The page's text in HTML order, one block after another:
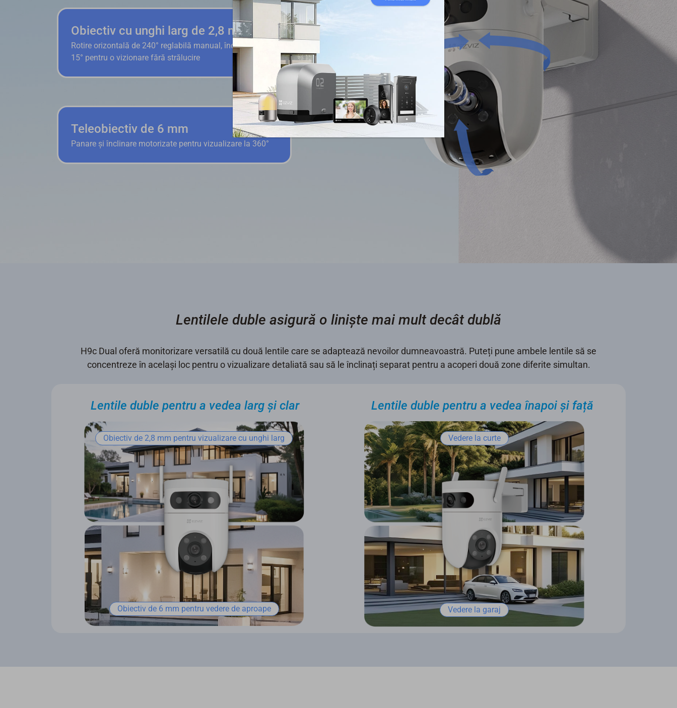
Obiectiv cu unghi larg de 2,8 mm
Rotire orizontală de 240° reglabilă manual, înclinare de
15° pentru o vizionare fără strălucire
Teleobiectiv de 6 mm
Panare și înclinare motorizate pentru vizualizare la 360°
Lentilele duble asigură o liniște mai mult decât dublă
H9c Dual oferă monitorizare versatilă cu două lentile care se adaptează nevoilor dumneavoastră. Puteți pune ambele lentile să se
concentreze în același loc pentru o vizualizare detaliată sau să le înclinați separat pentru a acoperi două zone diferite simultan.
Lentile duble pentru a vedea larg și clar
Obiectiv de 2,8 mm pentru vizualizare cu unghi larg
Obiectiv de 6 mm pentru vedere de aproape
Lentile duble pentru a vedea înapoi și față
Vedere la curte
Vedere la garaj